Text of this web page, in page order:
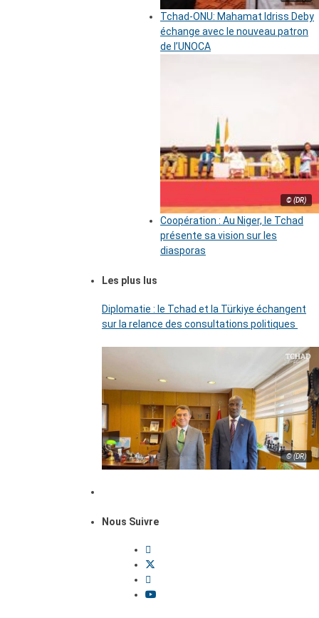
Tchad-ONU: Mahamat Idriss Deby
échange avec le nouveau patron
de l’UNOCA
© (DR)
Coopération : Au Niger, le Tchad
présente sa vision sur les
diasporas
Les plus lus
Diplomatie : le Tchad et la Türkiye échangent
sur la relance des consultations politiques
© (DR)
Nous Suivre